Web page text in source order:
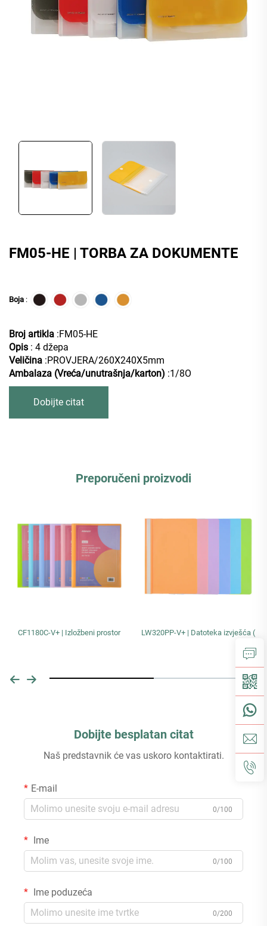
FM05-HE | TORBA ZA DOKUMENTE
Boja :
Broj artikla :FM05-HE
Opis : 4 džepa
Veličina :PROVJERA/260X240X5mm
Ambalaza (Vreća/unutrašnja/karton) :1/8O
Dobijte citat
Preporučeni proizvodi
CF1180C-V+ | Izložbeni prostor LW320PP-V+ | Datoteka izvješća (
Dobijte besplatan citat
Naš predstavnik će vas uskoro kontaktirati.
E-mail
0/100
Ime
0/100
Ime poduzeća
0/200